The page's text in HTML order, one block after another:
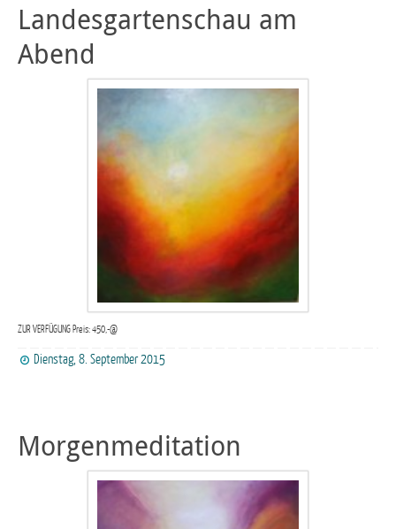
Landesgartenschau am
Abend
ZUR VERFÜGUNG Preis: 450,-@
Dienstag, 8. September 2015
Morgenmeditation